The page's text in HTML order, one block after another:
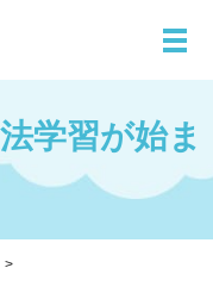
メ
学習が始ま